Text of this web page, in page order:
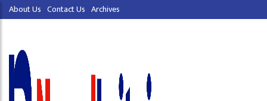
About Us Contact Us Archives